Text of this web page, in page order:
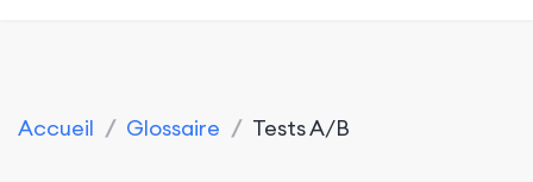
Accueil / Glossaire / Tests A/B